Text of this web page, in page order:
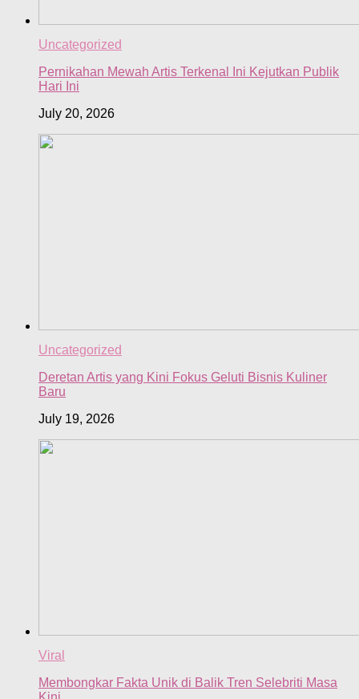
Uncategorized
Pernikahan Mewah Artis Terkenal Ini Kejutkan Publik
Hari Ini
July 20, 2026
Uncategorized
Deretan Artis yang Kini Fokus Geluti Bisnis Kuliner
Baru
July 19, 2026
Viral
Membongkar Fakta Unik di Balik Tren Selebriti Masa